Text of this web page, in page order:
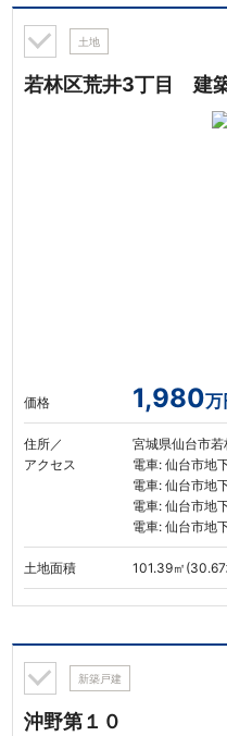
土地
若林区荒井3丁目 建
価格 1,980万
住所／
アクセス
宮城県仙台市
電車: 仙台市地
電車: 仙台市地
電車: 仙台市地
電車: 仙台市地
土地面積 101.39㎡
新築戸建
沖野第１０